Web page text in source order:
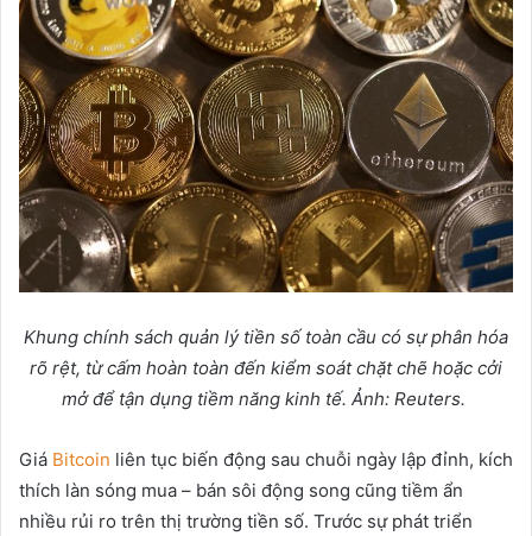
Khung chính sách quản lý tiền sốtoàn cầu có sựphân hóa
rõ rệt, từcấm hoàn toàn đến kiểm soát chặt chẽ hoặc cởi
mởđểtận dụng tiềm năng kinh tế. Ảnh: Reuters.
Giá Bitcoin liên tục biến động sau chuỗi ngày lập đỉnh, kích
thích làn sóng mua – bán sôi động song cũng tiềm ẩn
nhiều rủi ro trên thị trường tiền số. Trước sự phát triển